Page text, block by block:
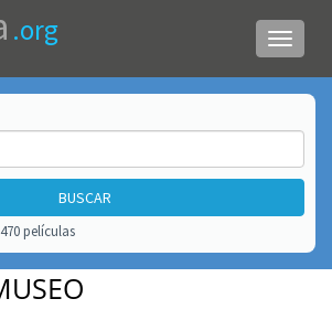
Menú
de
.org
películas